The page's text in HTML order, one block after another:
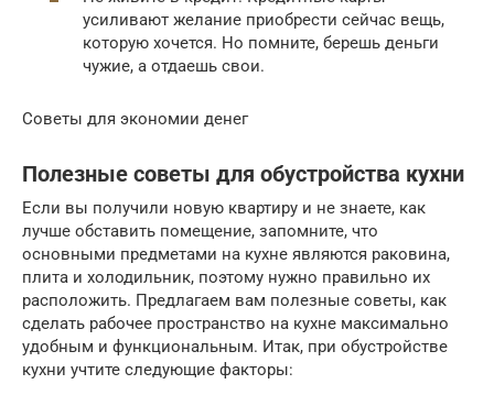
усиливают желание приобрести сейчас вещь,
которую хочется. Но помните, берешь деньги
чужие, а отдаешь свои.
Советы для экономии денег
Полезные советы для обустройства кухни
Если вы получили новую квартиру и не знаете, как
лучше обставить помещение, запомните, что
основными предметами на кухне являются раковина,
плита и холодильник, поэтому нужно правильно их
расположить. Предлагаем вам полезные советы, как
сделать рабочее пространство на кухне максимально
удобным и функциональным. Итак, при обустройстве
кухни учтите следующие факторы: